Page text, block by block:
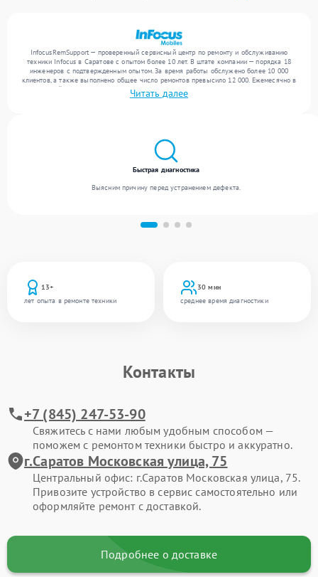
InfocusRemSupport — проверенный сервисный центр по ремонту и обслуживанию
техники Infocus в Саратове с опытом более 10 лет. В штате компании — порядка 18
инженеров с подтвержденным опытом. За время работы обслужено более 10 000
клиентов, а также выполнено общее число ремонтов превысило 12 000. Ежемесячно в
сервисный центр поступает свыше 300 единиц техники, включая , , . Мы устраняем
поломки любой сложности и поддерживаем высокий стандарт качества благодаря
Читать далее
13+
лет опыта в ремонте техники
30 мин
среднее время диагностики
Быстрая диагностика
Выясним причину перед устранением дефекта.
Контакты
+7 (845) 247-53-90
Свяжитесь с нами любым удобным способом —
поможем с ремонтом техники быстро и аккуратно.
г.Саратов Московская улица, 75
Центральный офис: г.Саратов Московская улица, 75.
Привозите устройство в сервис самостоятельно или
оформляйте ремонт с доставкой.
Подробнее о доставке